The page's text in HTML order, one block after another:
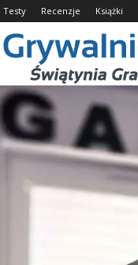
Testy Recenzje Książki